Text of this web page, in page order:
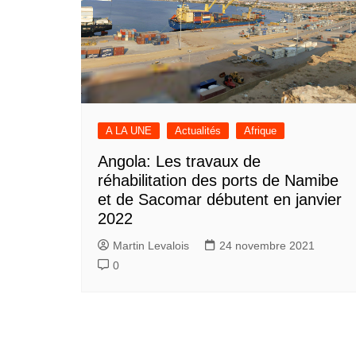
A LA UNE Actualités Afrique
Angola: Les travaux de
réhabilitation des ports de Namibe
et de Sacomar débutent en janvier
2022
Martin Levalois
24 novembre 2021
0